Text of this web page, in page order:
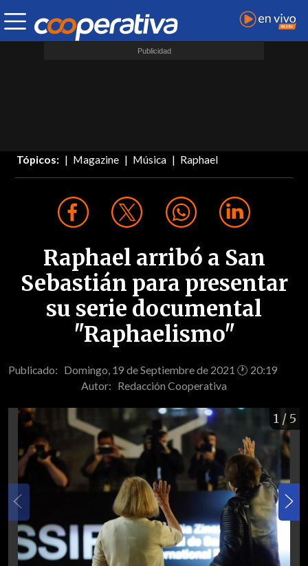
Tópicos: Magazine Música Raphael
Raphael arribó a San
Sebastián para presentar
su serie documental
"Raphaelismo"
Publicado: Domingo, 19 de Septiembre de 2021 🕐 20:19
Autor: Redacción Cooperativa
1 / 5